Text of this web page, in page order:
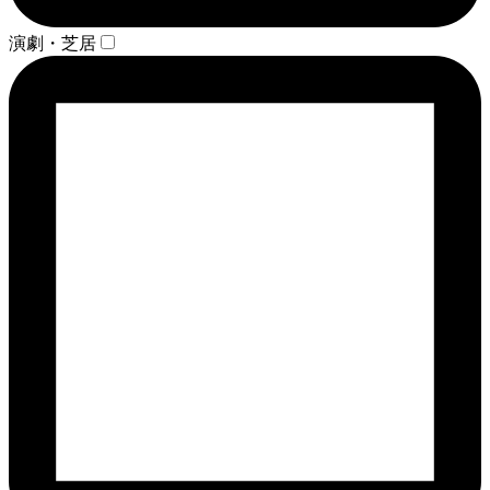
演劇・芝居